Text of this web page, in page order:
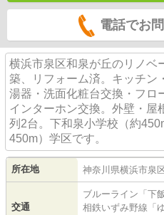
電話でお
横浜市泉区和泉が丘のリノベ
築、リフォーム済。キッチン
湯器・洗面化粧台交換・フロ
インターホン交換。外壁・
列2台。下和泉小学校（約
450m）学区です。
所在地 神奈川県横浜市泉
交通
ブルーライン 「 下
相鉄いずみ野線 「